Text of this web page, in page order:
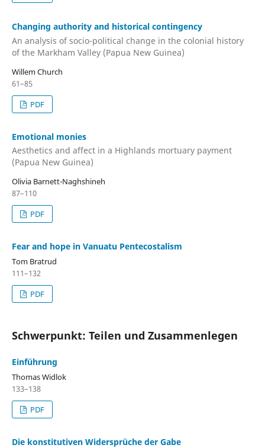
Changing authority and historical contingency
An analysis of socio-political change in the colonial history
of the Markham Valley (Papua New Guinea)
Willem Church
61–85
PDF
Emotional monies
Aesthetics and affect in a Highlands mortuary payment
(Papua New Guinea)
Olivia Barnett-Naghshineh
87–110
PDF
Fear and hope in Vanuatu Pentecostalism
Tom Bratrud
111–132
PDF
Schwerpunkt: Teilen und Zusammenlegen
Einführung
Thomas Widlok
133–138
PDF
Die konstitutiven Widersprüche der Gabe